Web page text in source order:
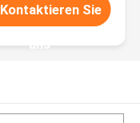
Kontaktieren Sie
uns